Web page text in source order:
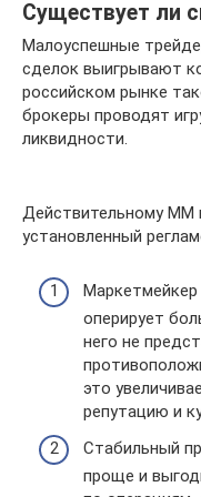
Существует ли
Малоуспешные
сделок выигрывают
российском рынке
брокеры проводят
ликвидности.
Действительному ММ
установленный
Маркетмейкер
оперирует
него не
это
репутацию и
Стабильный
проще и